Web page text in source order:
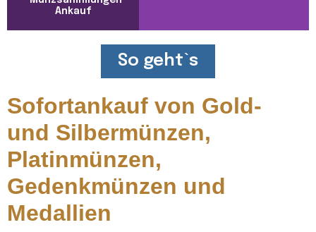
Ankauf
So geht`s
Sofortankauf von Gold-
und Silbermünzen,
Platinmünzen,
Gedenkmünzen und
Medallien